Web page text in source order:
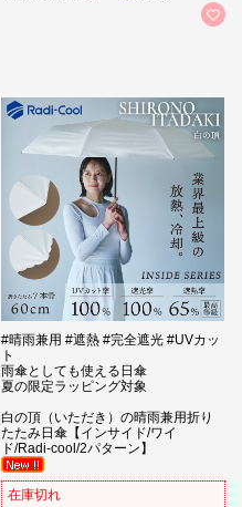
#晴雨兼用 #遮熱 #完全遮光 #UVカッ
ト
雨傘としても使える日傘
夏の限定ラッピング対象
白の頂（いただき）の晴雨兼用折り
たたみ日傘【インサイド/ワイ
ド/Radi-cool/2パターン】
在庫切れ